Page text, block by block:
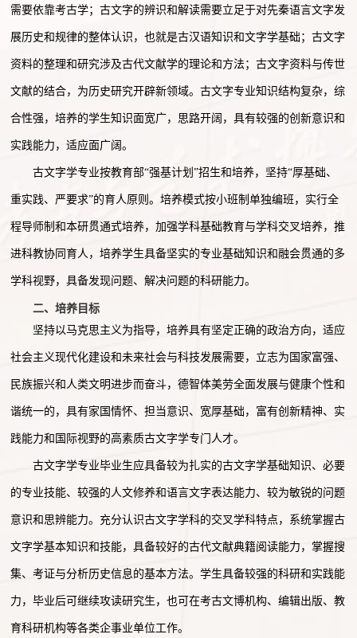
需要依靠考古学；古文字的辨识和解读需要立足于对先秦语言文字发
展历史和规律的整体认识，也就是古汉语知识和文字学基础；古文字
资料的整理和研究涉及古代文献学的理论和方法；古文字资料与传世
文献的结合，为历史研究开辟新领域。古文字专业知识结构复杂，综
合性强，培养的学生知识面宽广，思路开阔，具有较强的创新意识和
实践能力，适应面广阔。
古文字学专业按教育部“强基计划”招生和培养，坚持“厚基础、
重实践、严要求”的育人原则。培养模式按小班制单独编班，实行全
程导师制和本研贯通式培养，加强学科基础教育与学科交叉培养，推
进科教协同育人，培养学生具备坚实的专业基础知识和融会贯通的多
学科视野，具备发现问题、解决问题的科研能力。
二、培养目标
坚持以马克思主义为指导，培养具有坚定正确的政治方向，适应
社会主义现代化建设和未来社会与科技发展需要，立志为国家富强、
民族振兴和人类文明进步而奋斗，德智体美劳全面发展与健康个性和
谐统一的，具有家国情怀、担当意识、宽厚基础，富有创新精神、实
践能力和国际视野的高素质古文字学专门人才。
古文字学专业毕业生应具备较为扎实的古文字学基础知识、必要
的专业技能、较强的人文修养和语言文字表达能力、较为敏锐的问题
意识和思辨能力。充分认识古文字学科的交叉学科特点，系统掌握古
文字学基本知识和技能，具备较好的古代文献典籍阅读能力，掌握搜
集、考证与分析历史信息的基本方法。学生具备较强的科研和实践能
力，毕业后可继续攻读研究生，也可在考古文博机构、编辑出版、教
育科研机构等各类企事业单位工作。